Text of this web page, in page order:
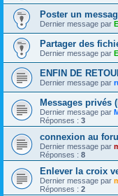
Poster un
Dernier message par
Partager des
Dernier message par
ENFIN DE
Dernier message par
Messages privés
Dernier message par
Réponses : 3
connexion au
Dernier message par
Réponses : 8
Enlever la croix
Dernier message par
Réponses : 2